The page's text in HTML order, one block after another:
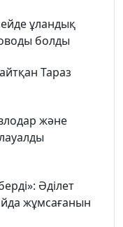
ұландық
болды
Тараз
және
Әділет
жұмсағанын